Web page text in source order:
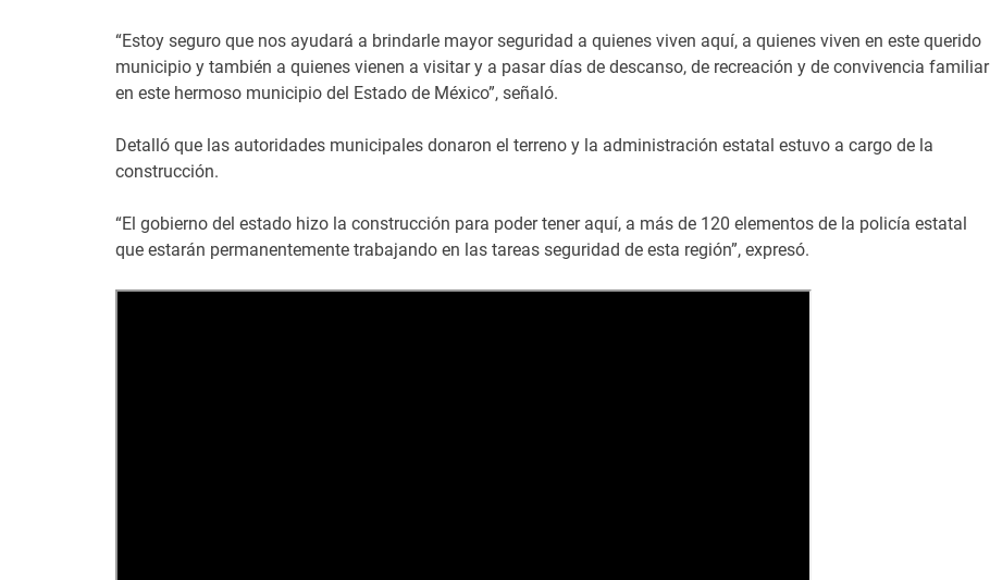
“Estoy seguro que nos ayudará a brindarle mayor seguridad a quienes viven aquí, a quienes viven en este querido
municipio y también a quienes vienen a visitar y a pasar días de descanso, de recreación y de convivencia familiar
en este hermoso municipio del Estado de México”, señaló.
Detalló que las autoridades municipales donaron el terreno y la administración estatal estuvo a cargo de la
construcción.
“El gobierno del estado hizo la construcción para poder tener aquí, a más de 120 elementos de la policía estatal
que estarán permanentemente trabajando en las tareas seguridad de esta región”, expresó.